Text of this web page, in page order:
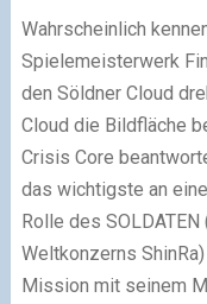
Wahrscheinlich
Spielemeisterwerk
den Söldner Cloud
Cloud die Bildfläche
Crisis Core
das wichtigste an
Rolle des
Weltkonzerns
Mission mit seinem